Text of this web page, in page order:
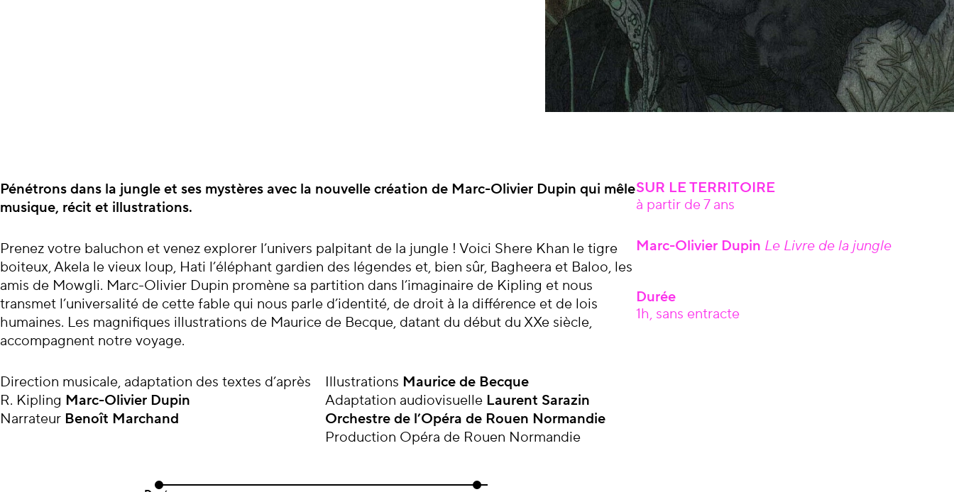
À propos du concert
Pénétrons dans la jungle et ses mystères avec la nouvelle création de Marc-Olivier Dupin qui mêle
musique, récit et illustrations.
Prenez votre baluchon et venez explorer l’univers palpitant de la jungle ! Voici Shere Khan le tigre
boiteux, Akela le vieux loup, Hati l’éléphant gardien des légendes et, bien sûr, Bagheera et Baloo, les
amis de Mowgli. Marc-Olivier Dupin promène sa partition dans l’imaginaire de Kipling et nous
transmet l’universalité de cette fable qui nous parle d’identité, de droit à la différence et de lois
humaines. Les magnifiques illustrations de Maurice de Becque, datant du début du XXe siècle,
accompagnent notre voyage.
Direction musicale, adaptation des textes d’après
R. Kipling Marc-Olivier Dupin
Narrateur Benoît Marchand
Illustrations Maurice de Becque
Adaptation audiovisuelle Laurent Sarazin
Orchestre de l’Opéra de Rouen Normandie
Production Opéra de Rouen Normandie
SUR LE TERRITOIRE
à partir de 7 ans
Marc-Olivier Dupin Le Livre de la jungle
Durée
1h, sans entracte